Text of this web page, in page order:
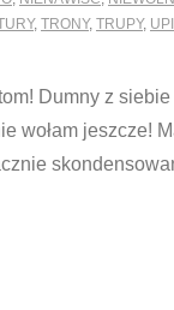
, TRONY, TRUPY,
Dumny z
jeszcze!